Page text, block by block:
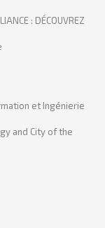
: DÉCOUVREZ
et Ingénierie
and City of the